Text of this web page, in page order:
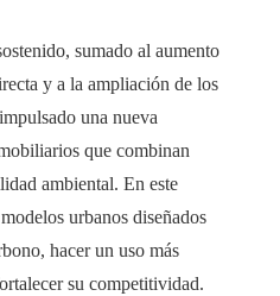
sumado al aumento
y a la ampliación de los
una nueva
que combinan
ambiental. En este
urbanos diseñados
hacer un uso más
su competitividad.